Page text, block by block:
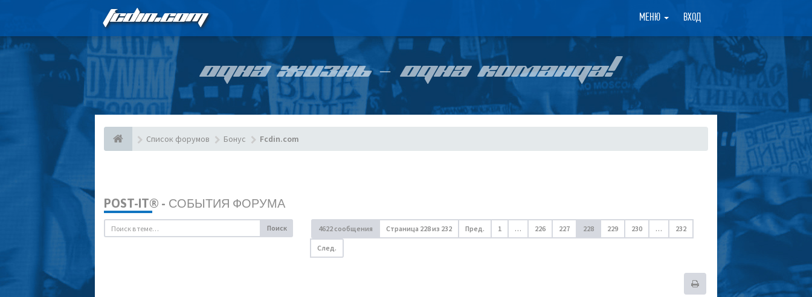
FCDIN.COM МЕНЮ ВХОД ×
ОДНА ЖИЗНЬ – ОДНА КОМАНДА!
Список форумов Бонус Fcdin.com
POST-IT® - СОБЫТИЯ ФОРУМА
Поиск 4622 сообщения Страница 228из 232 Пред. 1 … 226 227 228 229 230 … 232
След.